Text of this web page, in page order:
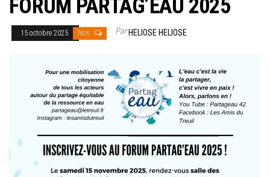
FORUM PARTAG’EAU 2025
15 octobre 2025 Non ParHELIOSE HELIOSE